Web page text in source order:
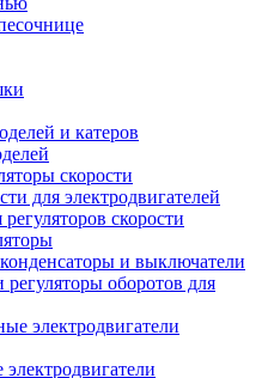
и катеров
скорости
для электродвигателей
скорости
и выключатели
регуляторы оборотов для
электродвигатели